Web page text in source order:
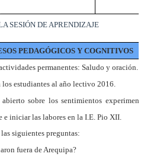
SESIÓN DE APRENDIZAJE
PEDAGÓGICOS Y COGNITIVOS
permanentes: Saludo y oración.
estudiantes al año lectivo 2016.
sobre los sentimientos
e iniciar las labores en la I.E. Pio XII.
siguientes preguntas:
fuera de Arequipa?